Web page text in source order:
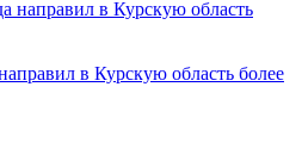
в Курскую область более